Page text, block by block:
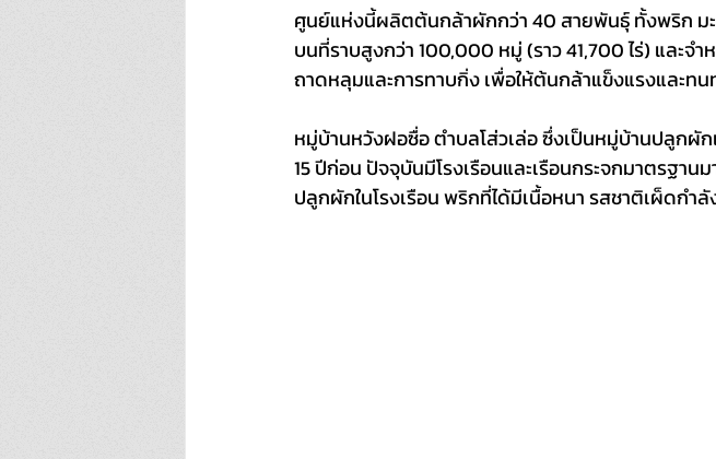
ศูนย์แห่งนี้ผลิตต้นกล้าผักกว่า 40 สายพันธุ์ ทั้งพริก ม
บนที่ราบสูงกว่า 100,000 หมู่ (ราว 41,700 ไร่) และจ
ถาดหลุมและการทาบกิ่ง เพื่อให้ต้นกล้าแข็งแรงและท
หมู่บ้านหวังฝอซื่อ ตำบลโส่วเล่อ ซึ่งเป็นหมู่บ้านปลูกผั
15 ปีก่อน ปัจจุบันมีโรงเรือนและเรือนกระจกมาตรฐา
ปลูกผักในโรงเรือน พริกที่ได้มีเนื้อหนา รสชาติเผ็ดกำ